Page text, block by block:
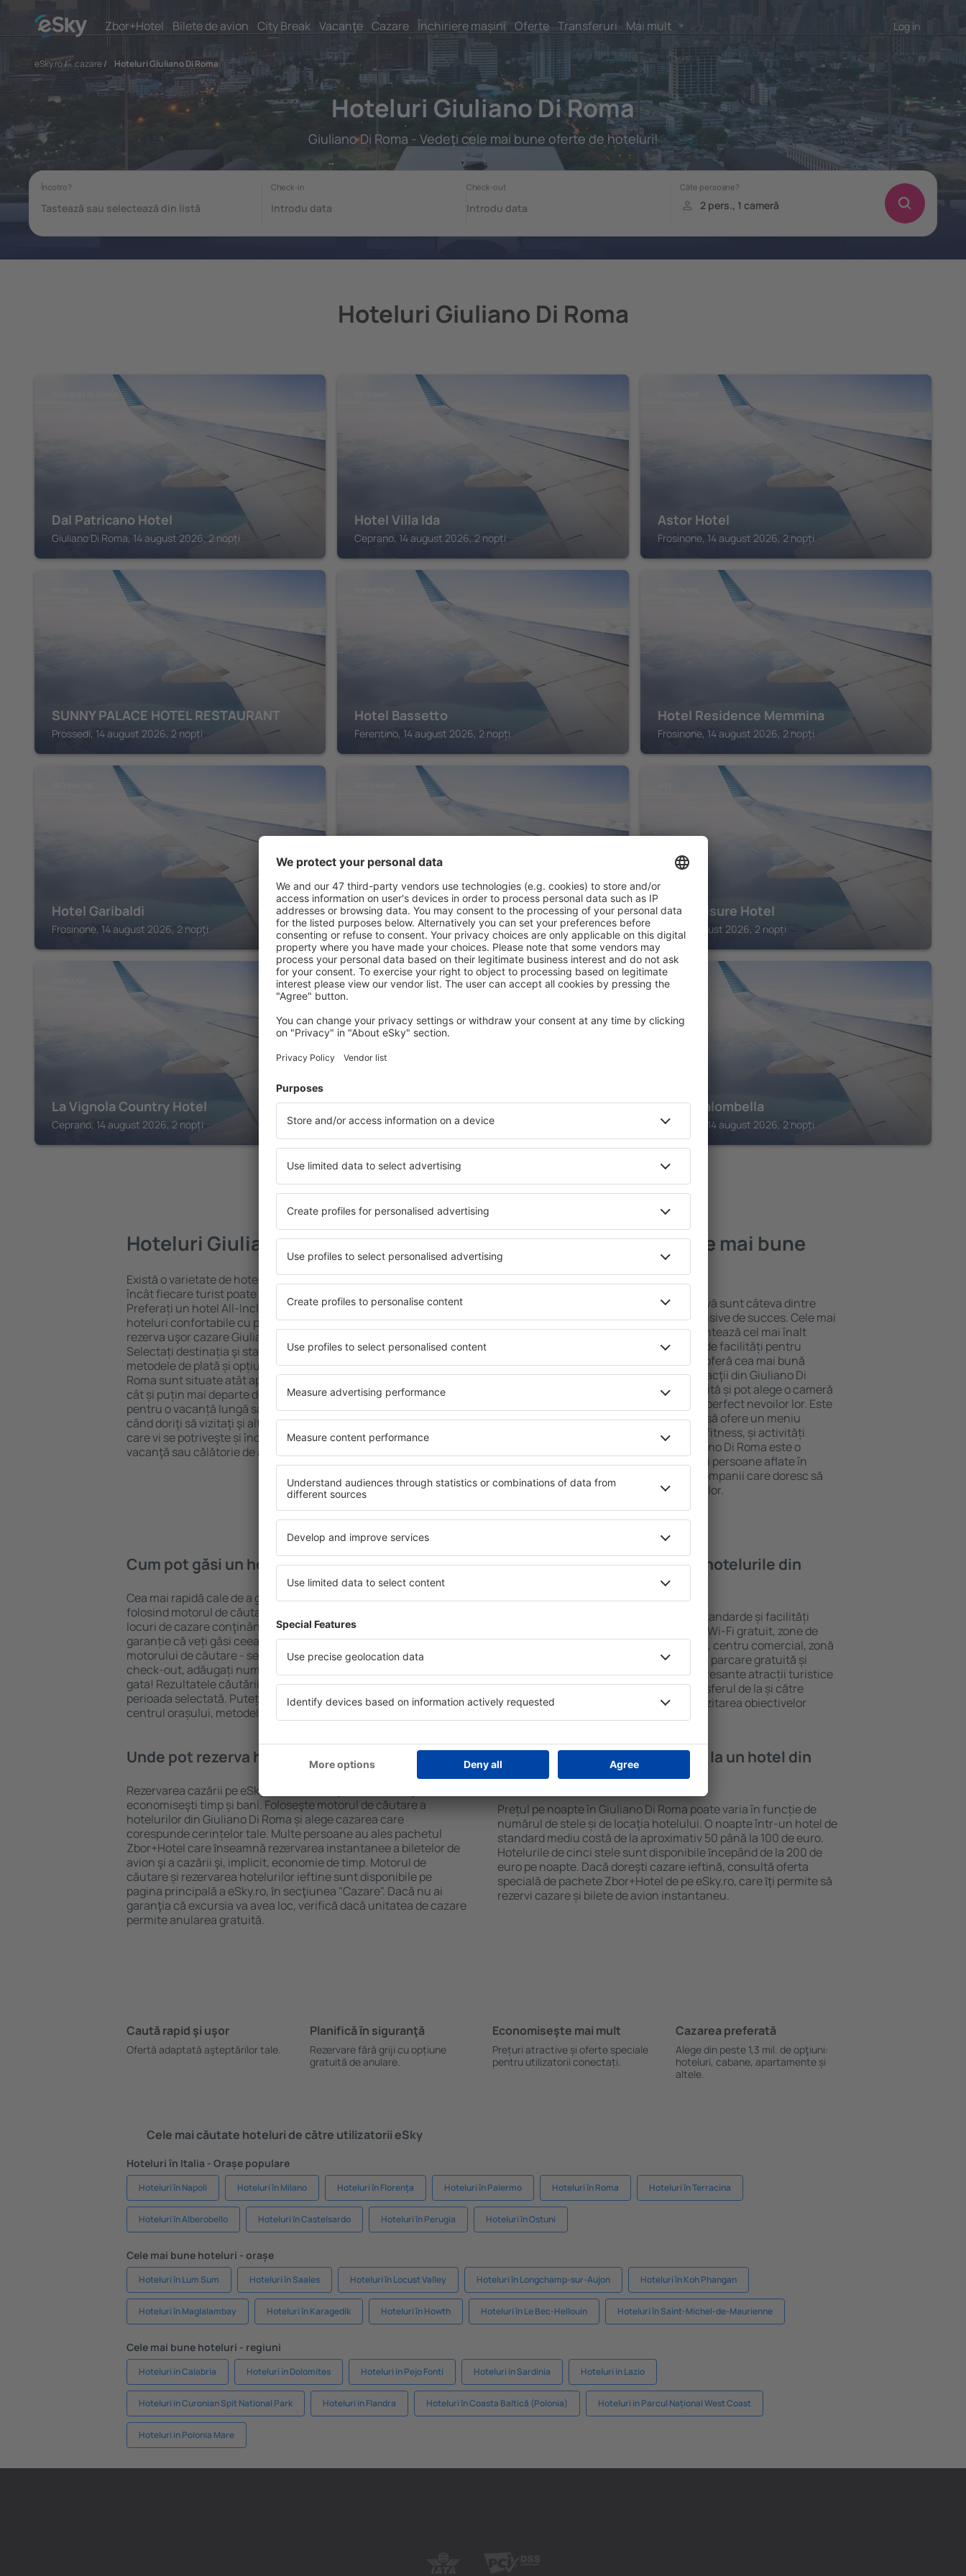
Zbor+Hotel Bilete de avion City Break Vacanţe Cazare Închiriere mașini Oferte Transferuri Mai mult Log in
eSky.ro/ cazare/ Hoteluri Giuliano Di Roma
Hoteluri Giuliano Di Roma
Giuliano Di Roma - Vedeţi cele mai bune oferte de hoteluri!
Hoteluri Giuliano Di Roma
Dal Patricano Hotel
Giuliano Di Roma, 14 august 2026, 2 nopți
Hotel Villa Ida
Ceprano, 14 august 2026, 2 nopți
Astor Hotel
Frosinone, 14 august 2026, 2 nopți
SUNNY PALACE HOTEL RESTAURANT
Prossedi, 14 august 2026, 2 nopți
Hotel Bassetto
Ferentino, 14 august 2026, 2 nopți
Hotel Residence Memmina
Frosinone, 14 august 2026, 2 nopți
Hotel Garibaldi
Frosinone, 14 august 2026, 2 nopți
Hotel Testani Frosinone
Frosinone, 14 august 2026, 2 nopți
Lual Bleisure Hotel
Ripi, 14 august 2026, 2 nopți
La Vignola Country Hotel
Ceprano, 14 august 2026, 2 nopți
FERENTINO
Hotel Fontana Olente
Ferentino, 14 august 2026, 2 nopți
FROSINONE
Hotel Palombella
Frosinone, 14 august 2026, 2 nopți
Vedeți mai multe hoteluri Giuliano Di Roma
Hoteluri Giuliano Di Roma
Există o varietate de hoteluri disponibile Giuliano Di Roma, astfel
încât fiecare turist poate găsi cazare potrivită nevoilor sale.
Preferați un hotel All-Inclusive cu standarde ȋnalte sau preferați
hoteluri confortabile cu preţuri mici? Cu ajutorul nostru puteți
rezerva uşor cazare Giuliano Di Roma} pentru orice buget!
Selectați destinația şi standardul pentru hotel, verificați
metodele de plată și opțiunile de anulare. Hotelurile Giuliano Di
Roma sunt situate atât aproape de atracţiile turistice populare,
cât și puțin mai departe de aglomerație. Toate sunt disponibile
pentru o vacanță lungă sau perfecte doar pentru o noapte atunci
când doriţi să vizitaţi şi alte oraşe din apropiere. Alegeți hotelul
care vi se potriveşte și începeți să vă faceți bagajele pentru o
vacanţă sau călătorie de afaceri!
Giuliano Di Roma – cele mai bune
hoteluri
O varietate de servicii și o locație atractivă sunt câteva dintre
elementele cheie ale unui hotel All-Inclusive de succes. Cele mai
bune hoteluri din Giuliano Di Roma garantează cel mai înalt
standard pentru servicii și o gamă largă de facilități pentru
oaspeți. O cazare cu standarde ridicate oferă cea mai bună
locație, ȋn apropiere de principalele distracţii din Giuliano Di
Roma. Oaspeții pot folosi parcarea gratuită și pot alege o cameră
sau un apartament care să corespundă perfect nevoilor lor. Este
posibil ca hotelurile cu standarde ȋnalte să ofere un meniu
variabil, zone de wellness precum spa și fitness, și activități
pentru copii. Cea mai bună cazare Giuliano Di Roma este o
alegere perfectă pentru cupluri, familii și persoane aflate în
călătorie de afaceri, precum și pentru companii care doresc să
organizeze evenimente pentru angajații lor.
Cum pot găsi un hotel Giuliano Di Roma?
Cea mai rapidă cale de a găsi un hotel Giuliano Di Roma este
folosind motorul de căutare cazare eSky. Baza mare de date cu
locuri de cazare conţinând o gamă largă de opţiuni este o
garanție că veți găsi ceea ce căutați. Completați câmpurile
motorului de căutare - selectați locul, alegeți data de check-in și
check-out, adăugați numărul de oaspeți, numărul de camere şi
gata! Rezultatele căutării vă vor arăta cazarea disponibilă ȋn
perioada selectată. Puteți verifica uşor distanța de la hotel ȋn
centrul orașului, metodele de plată și clasificarea hotelului.
Ce fel de facilităţi voi găsi ȋn hotelurile din
Hotelurile Giuliano Di Roma au diferite standarde și facilități
pentru oaspeți. Cele mai frecvente sunt Wi-Fi gratuit, zone de
wellness cu SPA, mini bar/seif în cameră, centru comercial, zonă
de luat masa, zonă de joacă pentru copii, parcare gratuită și
broșuri informative despre cele mai interesante atracții turistice
din zonă. Unele proprietăți includ și transferul de la și către
aeroport. Uneori, acestea încurajează vizitarea obiectivelor
turistice de top Giuliano Di Roma.
Unde pot rezerva hoteluri ȋn Giuliano Di Roma?
Rezervarea cazării pe eSky.ro este o soluție care te va ajuta să
economiseşti timp și bani. Foloseşte motorul de căutare a
hotelurilor din Giuliano Di Roma și alege cazarea care
corespunde cerințelor tale. Multe persoane au ales pachetul
Zbor+Hotel care ȋnseamnă rezervarea instantanee a biletelor de
avion şi a cazării şi, implicit, economie de timp. Motorul de
căutare și rezervarea hotelurilor ieftine sunt disponibile pe
pagina principală a eSky.ro, ȋn secţiunea "Cazare". Dacă nu ai
garanţia că excursia va avea loc, verifică dacă unitatea de cazare
permite anularea gratuită.
Cât costă o noapte de cazare la un hotel din
Giuliano Di Roma?
Prețul pe noapte în Giuliano Di Roma poate varia în funcție de
numărul de stele și de locaţia hotelului. O noapte într-un hotel de
standard mediu costă de la aproximativ 50 până la 100 de euro.
Hotelurile de cinci stele sunt disponibile ȋncepând de la 200 de
euro pe noapte. Dacă doreşti cazare ieftină, consultă oferta
specială de pachete Zbor+Hotel de pe eSky.ro, care ȋţi permite să
rezervi cazare și bilete de avion instantaneu.
Caută rapid şi uşor
Ofertă adaptată aşteptărilor tale.
Planifică ȋn siguranţă
Rezervare fără griji cu opțiune
gratuită de anulare.
Economiseşte mai mult
Prețuri atractive și oferte speciale
pentru utilizatorii conectați.
Cazarea preferată
Alege din peste 1,3 mil. de opţiuni:
hoteluri, cabane, apartamente și
altele.
Cele mai căutate hoteluri de către utilizatorii eSky
Hoteluri în Italia - Orașe populare
Hoteluri în Napoli Hoteluri în Milano Hoteluri în Florenţa Hoteluri în Palermo Hoteluri în Roma Hoteluri în Terracina
Hoteluri în Alberobello Hoteluri în Castelsardo Hoteluri în Perugia Hoteluri în Ostuni
Cele mai bune hoteluri - orașe
Hoteluri în Lum Sum Hoteluri în Saales Hoteluri în Locust Valley Hoteluri în Longchamp-sur-Aujon Hoteluri în Koh Phangan
Hoteluri în Maglalambay Hoteluri în Karagedik Hoteluri în Howth Hoteluri în Le Bec-Hellouin Hoteluri în Saint-Michel-de-Maurienne
Cele mai bune hoteluri - regiuni
Hoteluri in Calabria Hoteluri in Dolomites Hoteluri in Pejo Fonti Hoteluri in Sardinia Hoteluri in Lazio
Hoteluri in Curonian Spit National Park Hoteluri in Flandra Hoteluri în Coasta Baltică (Polonia) Hoteluri in Parcul Național West Coast
Hoteluri in Polonia Mare